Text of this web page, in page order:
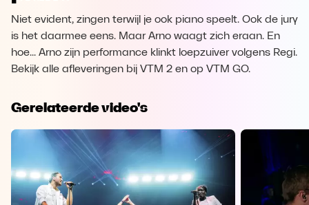
Niet evident, zingen terwijl je ook piano speelt. Ook de jury
is het daarmee eens. Maar Arno waagt zich eraan. En
hoe... Arno zijn performance klinkt loepzuiver volgens Regi.
Bekijk alle afleveringen bij VTM 2 en op VTM GO.
Gerelateerde video's